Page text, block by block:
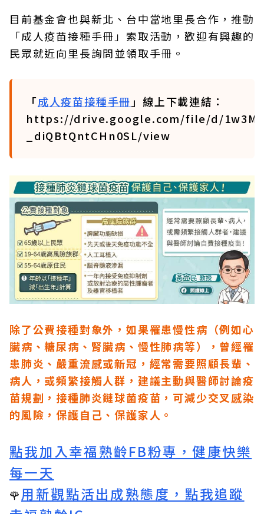
目前基金會也與新北、台中當地里長合作，推動
「成人疫苗接種手冊」索取活動，歡迎有興趣的
民眾就近向里長詢問並領取手冊。
「成人疫苗接種手冊 」線上下載連結：
https://drive.google.com/file/d/
_diQBtQntCHn0SL/view
除了公費接種對象外，如果罹患慢性病（例如心
臟病、糖尿病、腎臟病、慢性肺病等），曾經罹
患肺炎、嚴重流感或新冠，經常需要照顧長輩、
病人，或頻繁接觸人群，建議主動與醫師討論疫
苗規劃，接種肺炎鏈球菌疫苗，可減少交叉感染
的風險，保護自己、保護家人。
點我加入幸福熟齡FB粉專，健康快樂
每一天
🌹用新觀點活出成熟態度，點我追蹤